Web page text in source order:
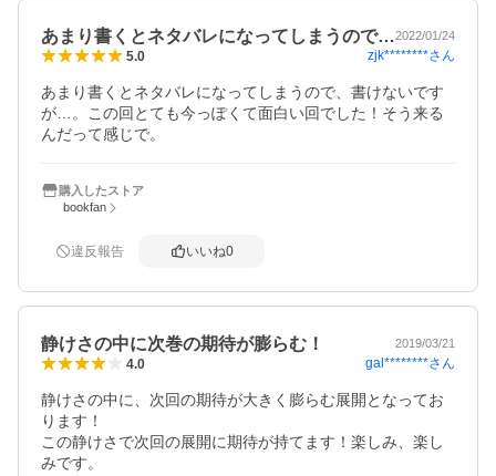
あまり書くとネタバレになってしまうので…2022/01/24
5.0 zjk********さん
あまり書くとネタバレになってしまうので、書けないです
が…。この回とても今っぽくて面白い回でした！そう来る
んだって感じで。
購入したストア
bookfan
違反報告 いいね0
静けさの中に次巻の期待が膨らむ！ 2019/03/21
4.0 gal********さん
静けさの中に、次回の期待が大きく膨らむ展開となってお
ります！
この静けさで次回の展開に期待が持てます！楽しみ、楽し
みです。